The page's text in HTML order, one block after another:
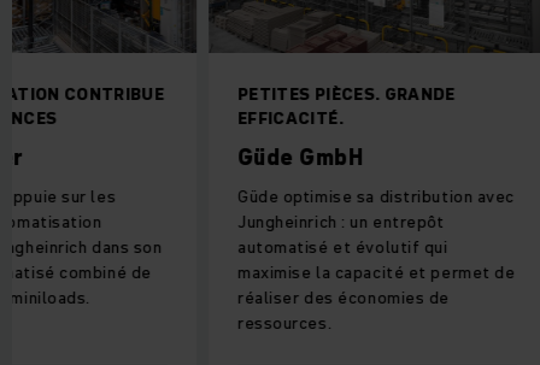
CONTRIBUE
sur les
dans son
combiné de
PETITES PIÈCES. GRANDE
EFFICACITÉ.
Güde GmbH
Güde optimise sa distribution avec
Jungheinrich : un entrepôt
automatisé et évolutif qui
maximise la capacité et permet de
réaliser des économies de
ressources.